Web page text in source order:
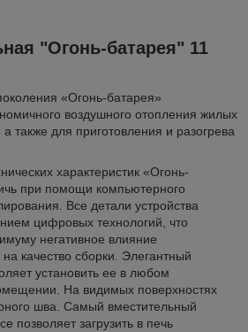
"Огонь-батарея" 11
«Огонь-батарея»
воздушного отопления жилых
также для приготовления и разогрева
характеристик «Огонь-
при помощи компьютерного
Все детали устройства
цифровых технологий, что
негативное влияние
качество сборки. Элегантный
установить ее в любом
На видимых поверхностях
шва. Самый вместительный
позволяет загрузить в печь